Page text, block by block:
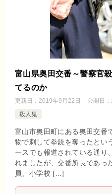
富山県奥田交番～警察官
てるのか
更新日： 2019年9月22日 公開日：
殺人鬼
富山市奥田町にある奥田交番
物で刺して拳銃を奪ったとい
ースでも報道されている通り
れましたが、交番所長であっ
員、小学校 […]